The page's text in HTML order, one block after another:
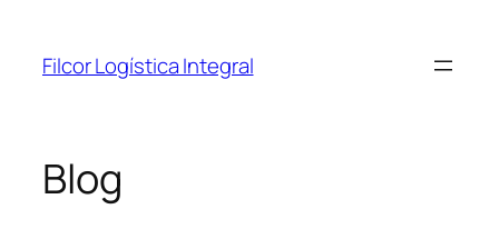
contenido
Filcor Logística Integral
Blog